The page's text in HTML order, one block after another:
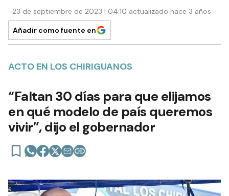
23 de septiembre de 2023 | 04:10 actualizado hace 3 años
Añadir como fuente en
ACTO EN LOS CHIRIGUANOS
“Faltan 30 días para que elijamos
en qué modelo de país queremos
vivir”, dijo el gobernador